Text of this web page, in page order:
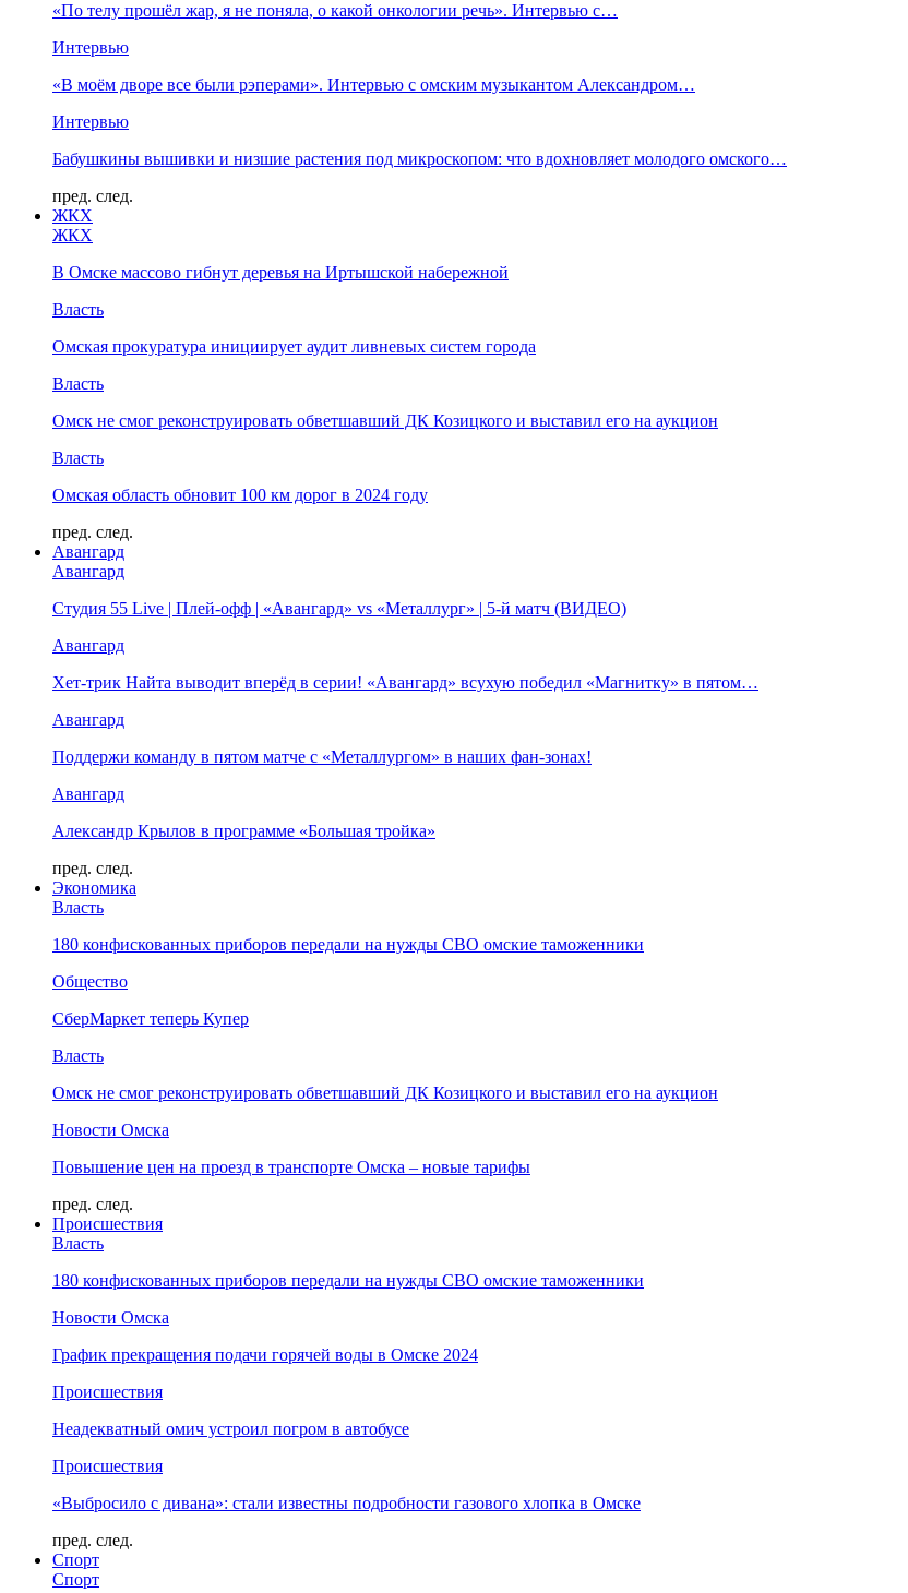
«По телу прошёл жар, я не поняла, о какой онкологии речь». Интервью с…
Интервью
«В моём дворе все были рэперами». Интервью с омским музыкантом Александром…
Интервью
Бабушкины вышивки и низшие растения под микроскопом: что вдохновляет молодого омского…
пред. след.
ЖКХ
ЖКХ
В Омске массово гибнут деревья на Иртышской набережной
Власть
Омская прокуратура инициирует аудит ливневых систем города
Власть
Омск не смог реконструировать обветшавший ДК Козицкого и выставил его на аукцион
Власть
Омская область обновит 100 км дорог в 2024 году
пред. след.
Авангард
Авангард
Студия 55 Live | Плей-офф | «Авангард» vs «Металлург» | 5-й матч (ВИДЕО)
Авангард
Хет-трик Найта выводит вперёд в серии! «Авангард» всухую победил «Магнитку» в пятом…
Авангард
Поддержи команду в пятом матче с «Металлургом» в наших фан-зонах!
Авангард
Александр Крылов в программе «Большая тройка»
пред. след.
Экономика
Власть
180 конфискованных приборов передали на нужды СВО омские таможенники
Общество
СберМаркет теперь Купер
Власть
Омск не смог реконструировать обветшавший ДК Козицкого и выставил его на аукцион
Новости Омска
Повышение цен на проезд в транспорте Омска – новые тарифы
пред. след.
Происшествия
Власть
180 конфискованных приборов передали на нужды СВО омские таможенники
Новости Омска
График прекращения подачи горячей воды в Омске 2024
Происшествия
Неадекватный омич устроил погром в автобусе
Происшествия
«Выбросило с дивана»: стали известны подробности газового хлопка в Омске
пред. след.
Спорт
Спорт